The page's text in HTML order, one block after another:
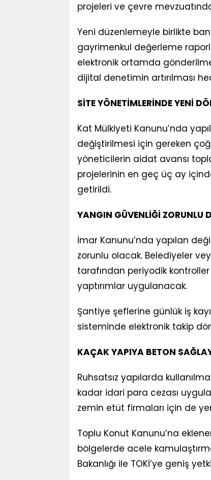
projeleri ve çevre
Yeni düzenlemeyle birlikte
gayrimenkul değerleme
elektronik ortamda
dijital denetimin artırılması
SİTE YÖNETİMLERİNDE YENİ
Kat Mülkiyeti Kanunu’nda
değiştirilmesi için gereken
yöneticilerin aidat avansı
projelerinin en geç üç ay
getirildi.
YANGIN GÜVENLİĞİ ZORUNLU
İmar Kanunu’nda yapılan
zorunlu olacak. Belediyeler
tarafından periyodik
yaptırımlar uygulanacak.
Şantiye şeflerine günlük iş
sisteminde elektronik takip
KAÇAK YAPIYA BETON
Ruhsatsız yapılarda
kadar idari para cezası
zemin etüt firmaları için de
Toplu Konut Kanunu’na
bölgelerde acele
Bakanlığı ile TOKİ’ye geniş